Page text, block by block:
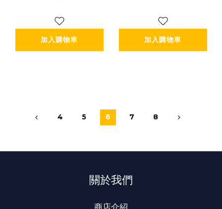
加入購物車 加入購物車
4 5 6 7 8
關於我們
商店介紹